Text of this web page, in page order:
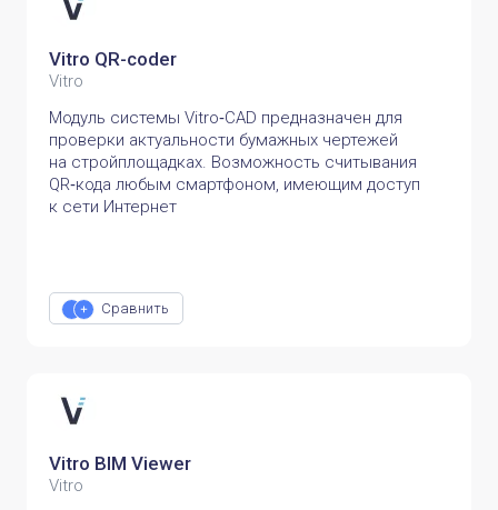
Vitro QR-coder
Vitro
Модуль системы Vitro‑CAD предназначен для
проверки актуальности бумажных чертежей
на стройплощадках. Возможность считывания
QR‑кода любым смартфоном, имеющим доступ
к сети Интернет
Сравнить
Vitro BIM Viewer
Vitro